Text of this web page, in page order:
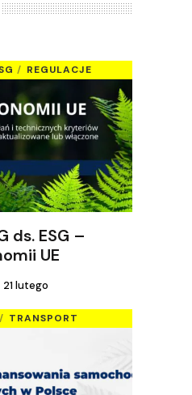
REGULACJE
ds. ESG –
UE
21 lutego
TRANSPORT